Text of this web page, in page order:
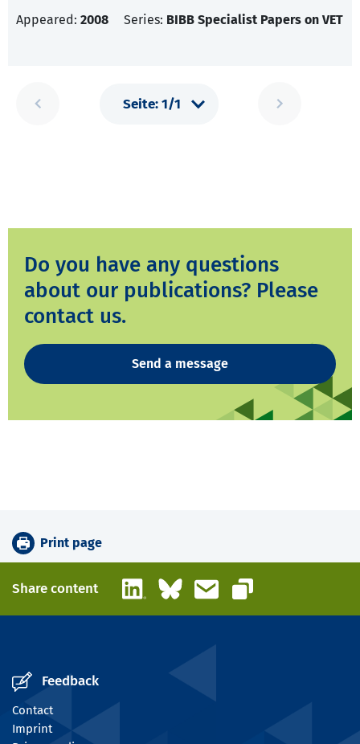
Appeared: 2008 Series: BIBB Specialist Papers on VET
Do you have any questions
about our publications? Please
contact us.
Send a message
Print page
Share content LinkedInBlueskyEmail
Copy link
Feedback
Contact
Imprint